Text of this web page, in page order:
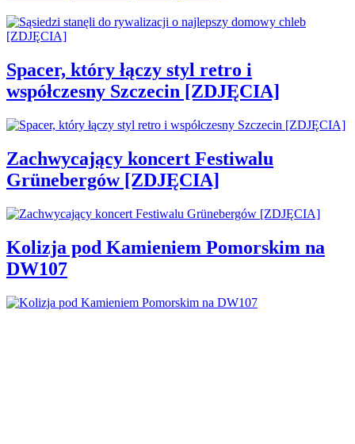
Spacer, który łączy styl retro i
współczesny Szczecin [ZDJĘCIA]
Zachwycający koncert Festiwalu
Grünebergów [ZDJĘCIA]
Kolizja pod Kamieniem Pomorskim na
DW107